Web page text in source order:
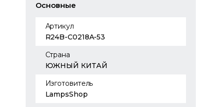
Основные
Артикул
R24B-C0218A-53
Страна
ЮЖНЫЙ КИТАЙ
Изготовитель
LampsShop